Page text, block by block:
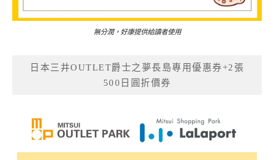
無分潤，好康提供給讀者使用
日本三井OUTLET爵士之夢長島專用優惠券+2張
500日圓折價券